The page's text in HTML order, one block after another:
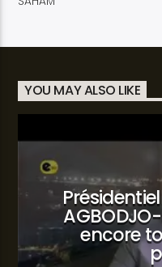
YOU MAY ALSO LIKE
encore